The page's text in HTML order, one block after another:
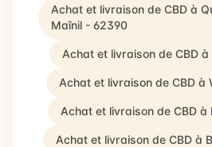
Achat et livraison de CBD à
Maînil - 62390
Achat et livraison de CBD
Achat et livraison de CBD à
Achat et livraison de CBD à
Achat et livraison de CBD à